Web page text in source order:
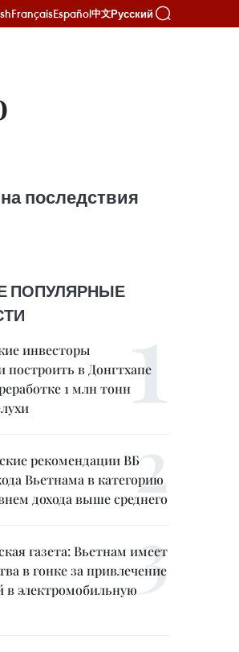
FrançaisEspañol中文Русский
последствия
ПОПУЛЯРНЫЕ
инвесторы
построить в Донгтхапе
1 млн тонн
рекомендации ВБ
Вьетнама в категорию
дохода выше среднего
газета: Вьетнам имеет
в гонке за привлечение
в электромобильную